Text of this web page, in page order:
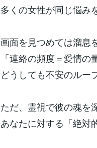
多くの女性が同じ悩み
画面を見つめては溜息
「連絡の頻度＝愛情の
どうしても不安のルー
ただ、霊視で彼の魂を
あなたに対する「絶対